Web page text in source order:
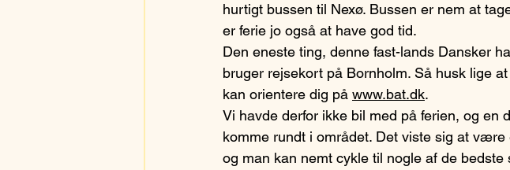
hurtigt bussen til Nexø. Bussen er nem at
er ferie jo også at have god tid.
Den eneste ting, denne fast-lands Dansker
bruger rejsekort på Bornholm. Så husk lige
kan orientere dig på www.bat.dk.
Vi havde derfor ikke bil med på ferien, og en
komme rundt i området. Det viste sig at
og man kan nemt cykle til nogle af de bedste